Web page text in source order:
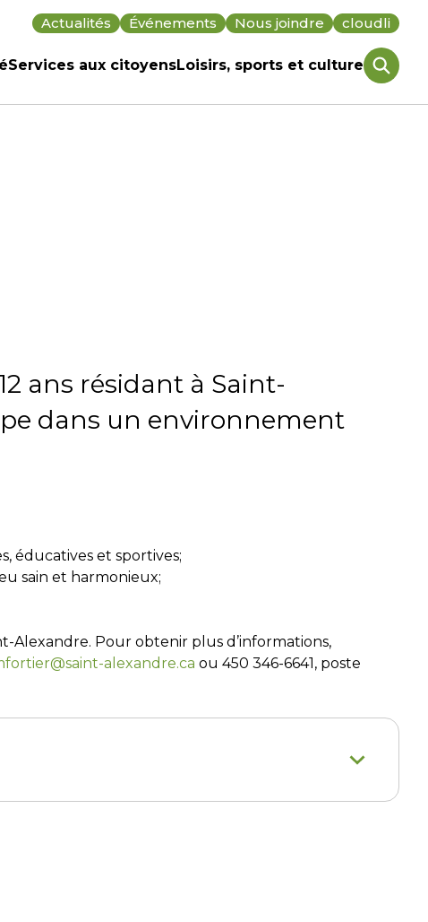
Actualités Événements Nous joindre cloudli
Services aux citoyens
Ouvrir/Fermer
Loisirs, sports et culture
Ouvrir/Fermer
ans résidant à Saint-
dans un environnement
éducatives et sportives;
sain et harmonieux;
Alexandre. Pour obtenir plus d’informations,
alexandre.ca ou 450 346-6641, poste
Clo